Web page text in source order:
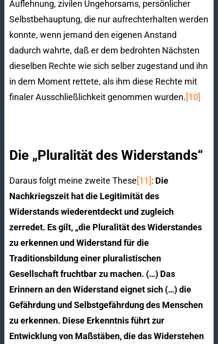
Auflehnung, zivilen Ungehorsams, persönlicher
Selbstbehauptung, die nur aufrechterhalten werden
konnte, wenn jemand den eigenen Anstand
dadurch wahrte, daß er dem bedrohten Nächsten
dieselben Rechte wie sich selber zugestand und ihn
in dem Moment rettete, als ihm diese Rechte mit
finaler Ausschließlichkeit genommen wurden.[10]
Die „Pluralität des Widerstands“
Daraus folgt meine zweite These[11]: Die
Nachkriegszeit hat die Legitimität des
Widerstands wiederentdeckt und zugleich
zerredet. Es gilt, „die Pluralität des Widerstandes
zu erkennen und Widerstand für die
Traditionsbildung einer pluralistischen
Gesellschaft fruchtbar zu machen. (…) Das
Erinnern an den Widerstand eignet sich (…) die
Gefährdung und Selbstgefährdung des Menschen
zu erkennen. Diese Erkenntnis führt zur
Entwicklung von Maßstäben, die das Widerstehen